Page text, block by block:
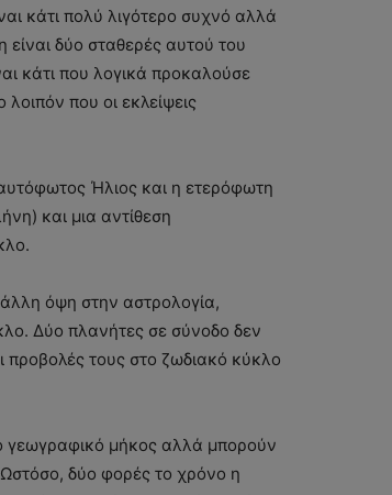
κάτι πολύ λιγότερο συχνό αλλά
δύο σταθερές αυτού του
κάτι που λογικά προκαλούσε
που οι εκλείψεις
Ήλιος και η ετερόφωτη
και μια αντίθεση
όψη στην αστρολογία,
Δύο πλανήτες σε σύνοδο δεν
προβολές τους στο ζωδιακό κύκλο
γεωγραφικό μήκος αλλά μπορούν
δύο φορές το χρόνο η